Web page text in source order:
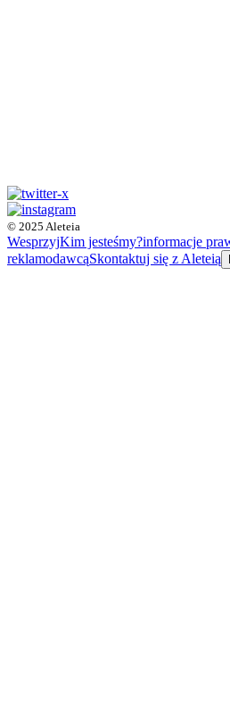
© 2025 Aleteia
WesprzyjKim jesteśmy?informacje
reklamodawcąSkontaktuj się z Aleteią